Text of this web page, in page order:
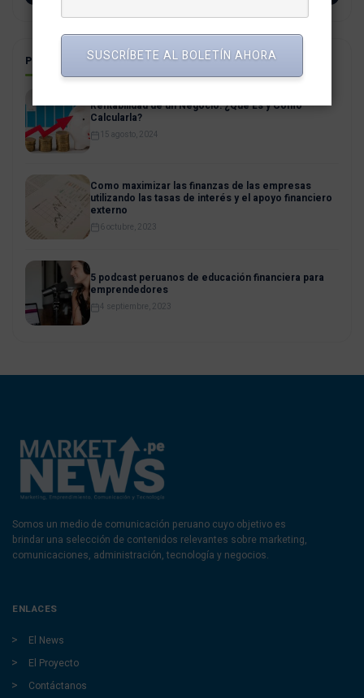
POSTS RELACIONADOS
Rentabilidad de un Negocio: ¿Qué Es y Cómo
Calcularla?
15 agosto, 2024
Como maximizar las finanzas de las empresas
utilizando las tasas de interés y el apoyo financiero
externo
6 octubre, 2023
5 podcast peruanos de educación financiera para
emprendedores
4 septiembre, 2023
Somos un medio de comunicación peruano cuyo objetivo es
brindar una selección de contenidos relevantes sobre marketing,
comunicaciones, administración, tecnología y negocios.
ENLACES
El News
El Proyecto
Contáctanos
SUSCRÍBETE AL BOLETÍN AHORA